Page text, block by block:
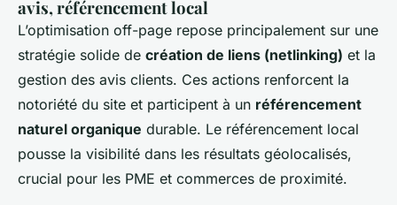
avis, référencement local
L’optimisation off-page repose principalement sur une
stratégie solide de création de liens (netlinking) et la
gestion des avis clients. Ces actions renforcent la
notoriété du site et participent à un référencement
naturel organique durable. Le référencement local
pousse la visibilité dans les résultats géolocalisés,
crucial pour les PME et commerces de proximité.